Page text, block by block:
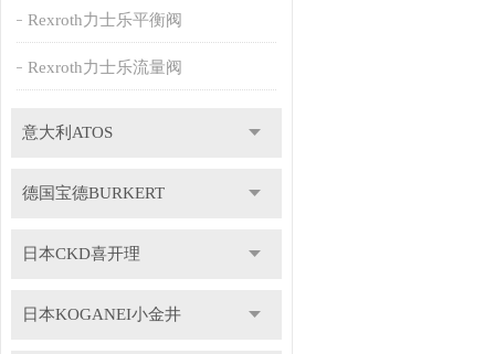
Rexroth力士乐平衡阀
Rexroth力士乐流量阀
意大利ATOS
德国宝德BURKERT
日本CKD喜开理
日本KOGANEI小金井